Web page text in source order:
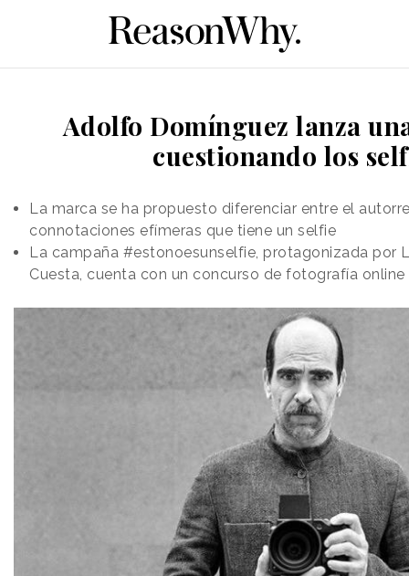
Adolfo Domínguez lanza
cuestionando los
La marca se ha propuesto diferenciar entre el
connotaciones efímeras que tiene un selfie
La campaña #estonoesunselfie, protagonizada por
Cuesta, cuenta con un concurso de fotografía online